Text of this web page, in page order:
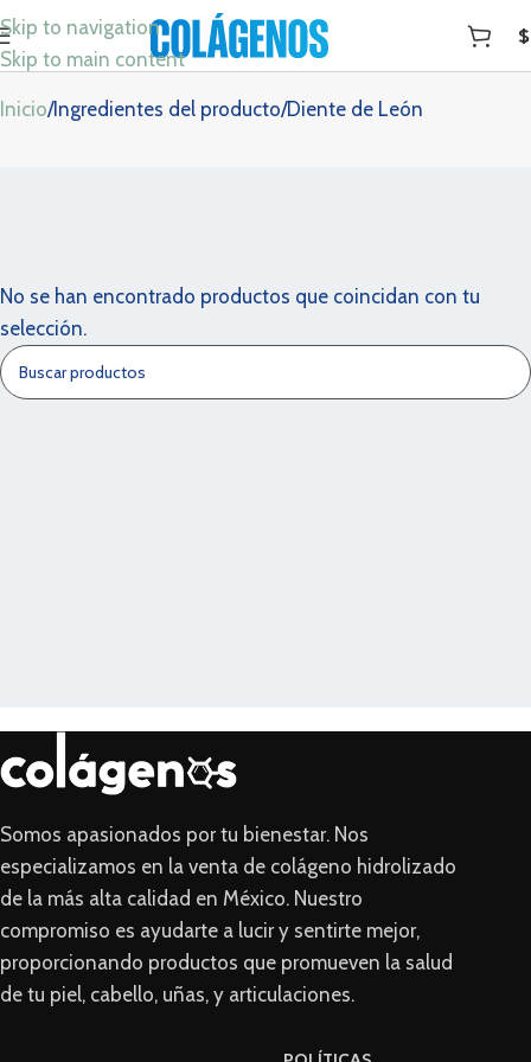
Skip to navigation
Skip to main content
$
Diente de León
Inicio Ingredientes del producto Diente de León
No se han encontrado productos que coincidan con tu
selección.
Somos apasionados por tu bienestar. Nos
especializamos en la venta de colágeno hidrolizado
de la más alta calidad en México. Nuestro
compromiso es ayudarte a lucir y sentirte mejor,
proporcionando productos que promueven la salud
de tu piel, cabello, uñas, y articulaciones.